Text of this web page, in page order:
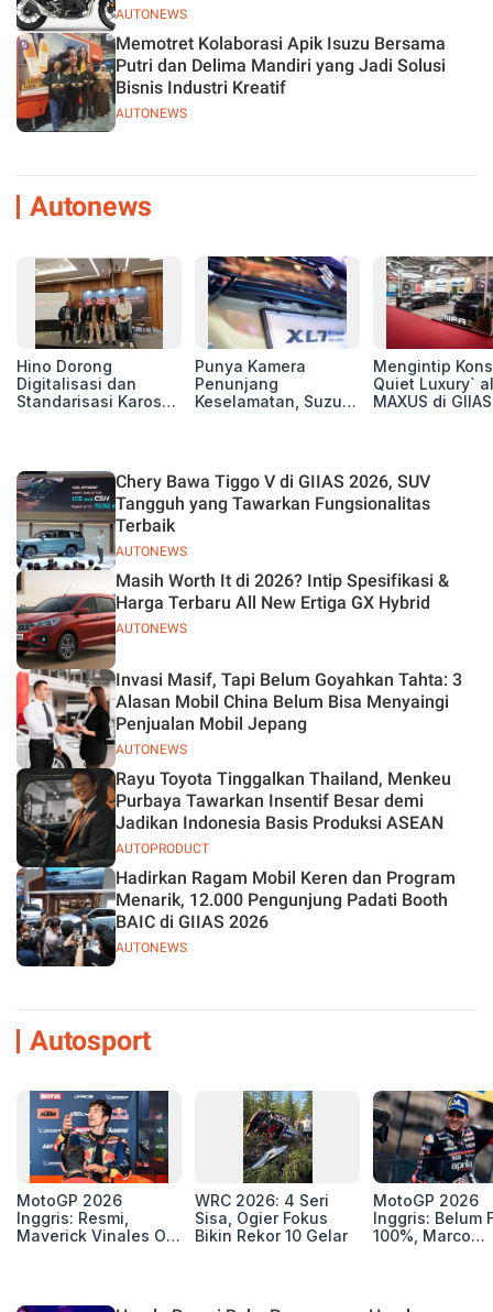
AUTONEWS
AUTONEWS
Memotret Kolaborasi Apik Isuzu Bersama
Putri dan Delima Mandiri yang Jadi Solusi
Bisnis Industri Kreatif
Autonews
Hino Dorong
Digitalisasi dan
Standarisasi Karoseri
Punya Kamera
Penunjang
Keselamatan, Suzuki
Mengintip
Quiet Luxury`
MAXUS di GIIAS
AUTONEWS
Chery Bawa Tiggo V di GIIAS 2026, SUV
Tangguh yang Tawarkan Fungsionalitas
Terbaik
AUTONEWS
Masih Worth It di 2026? Intip Spesifikasi &
Harga Terbaru All New Ertiga GX Hybrid
AUTONEWS
Invasi Masif, Tapi Belum Goyahkan Tahta: 3
Alasan Mobil China Belum Bisa Menyaingi
Penjualan Mobil Jepang
AUTOPRODUCT
Rayu Toyota Tinggalkan Thailand, Menkeu
Purbaya Tawarkan Insentif Besar demi
Jadikan Indonesia Basis Produksi ASEAN
AUTONEWS
Hadirkan Ragam Mobil Keren dan Program
Menarik, 12.000 Pengunjung Padati Booth
BAIC di GIIAS 2026
Autosport
MotoGP 2026
Inggris: Resmi,
Maverick Vinales Out
Selanjutnya Belum
WRC 2026: 4 Seri
Sisa, Ogier Fokus
Bikin Rekor 10 Gelar
MotoGP 2026
Inggris: Belum
100%, Marco
GP